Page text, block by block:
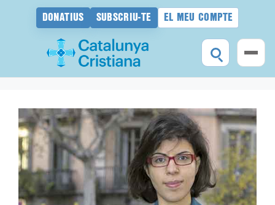
DONATIUS SUBSCRIU-TE EL MEU COMPTE
contingut